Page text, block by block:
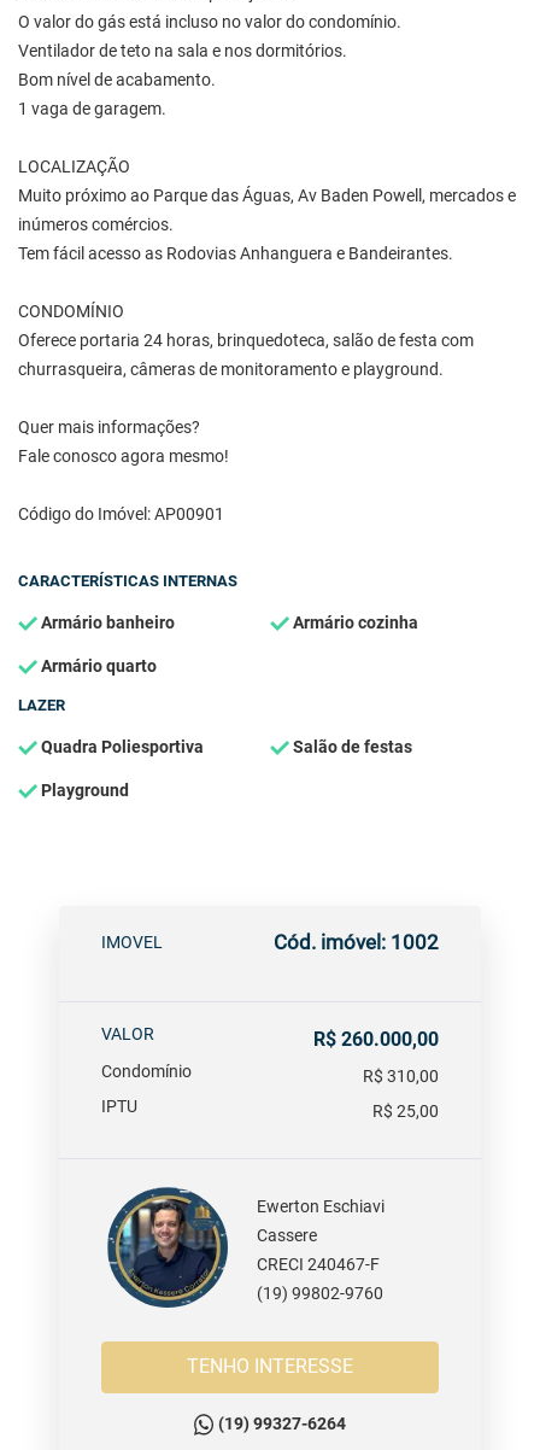
O valor do gás está incluso no valor do condomínio.
Ventilador de teto na sala e nos dormitórios.
Bom nível de acabamento.
1 vaga de garagem.
LOCALIZAÇÃO
Muito próximo ao Parque das Águas, Av Baden Powell, mercados e
inúmeros comércios.
Tem fácil acesso as Rodovias Anhanguera e Bandeirantes.
CONDOMÍNIO
Oferece portaria 24 horas, brinquedoteca, salão de festa com
churrasqueira, câmeras de monitoramento e playground.
Quer mais informações?
Fale conosco agora mesmo!
Código do Imóvel: AP00901
CARACTERÍSTICAS INTERNAS
Armário banheiro Armário cozinha
Armário quarto
LAZER
Quadra Poliesportiva Salão de festas
Playground
IMOVEL Cód. imóvel: 1002
VALOR R$ 260.000,00
Condomínio
R$ 310,00
IPTU
R$ 25,00
Ewerton Eschiavi
Cassere
CRECI 240467-F
(19) 99802-9760
TENHO INTERESSE
(19) 99327-6264